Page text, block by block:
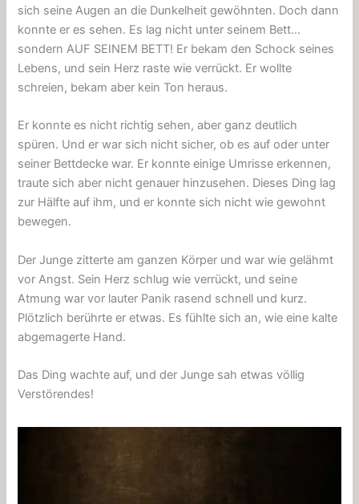
sich seine Augen an die Dunkelheit gewöhnten. Doch dann
konnte er es sehen. Es lag nicht unter seinem Bett…
sondern AUF SEINEM BETT! Er bekam den Schock seines
Lebens, und sein Herz raste wie verrückt. Er wollte
schreien, bekam aber kein Ton heraus.
Er konnte es nicht richtig sehen, aber ganz deutlich
spüren. Und er war sich nicht sicher, ob es auf oder unter
seiner Bettdecke war. Er konnte einige Umrisse erkennen,
traute sich aber nicht genauer hinzusehen. Dieses Ding lag
zur Hälfte auf ihm, und er konnte sich nicht wie gewohnt
bewegen.
Der Junge zitterte am ganzen Körper und war wie gelähmt
vor Angst. Sein Herz schlug wie verrückt, und seine
Atmung war vor lauter Panik rasend schnell und kurz.
Plötzlich berührte er etwas. Es fühlte sich an, wie eine kalte
abgemagerte Hand.
Das Ding wachte auf, und der Junge sah etwas völlig
Verstörendes!